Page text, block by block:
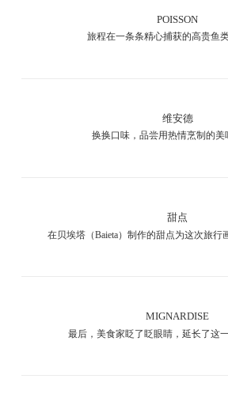
POISSON
旅程在一条条精心捕获的高贵鱼类
维安德
换换口味，品尝用热情烹制的美
甜点
在贝埃塔（Baieta）制作的甜点为这次旅行
MIGNARDISE
最后，美食家眨了眨眼睛，延长了这